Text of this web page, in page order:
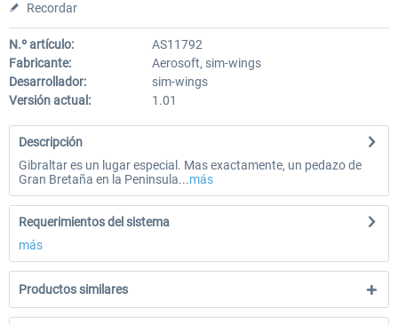
Recordar
N.º artículo:
AS11792
Fabricante:
Aerosoft, sim-wings
Desarrollador:
sim-wings
Versión actual:
1.01
Descripción
Gibraltar es un lugar especial. Mas exactamente, un pedazo de
Gran Bretaña en la Peninsula...más
Requerimientos del sistema
más
Productos similares